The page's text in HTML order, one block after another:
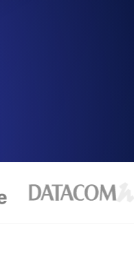
alertes d'expiration. Gratuit pour